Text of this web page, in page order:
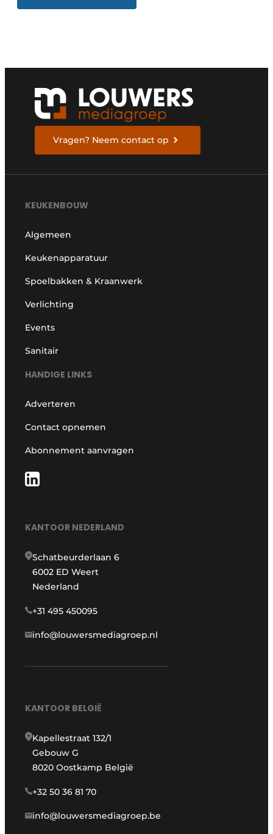
Vragen? Neem contact op
KEUKENBOUW
Algemeen
Keukenapparatuur
Spoelbakken & Kraanwerk
Verlichting
Events
Sanitair
HANDIGE LINKS
Adverteren
Contact opnemen
Abonnement aanvragen
KANTOOR NEDERLAND
Schatbeurderlaan 6
6002 ED Weert
Nederland
+31 495 450095
info@louwersmediagroep.nl
KANTOOR BELGIË
Kapellestraat 132/1
Gebouw G
8020 Oostkamp België
+32 50 36 81 70
info@louwersmediagroep.be